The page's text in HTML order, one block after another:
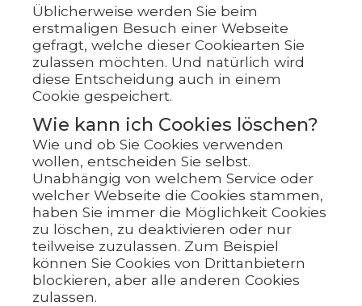
Üblicherweise werden Sie beim
erstmaligen Besuch einer Webseite
gefragt, welche dieser Cookiearten Sie
zulassen möchten. Und natürlich wird
diese Entscheidung auch in einem
Cookie gespeichert.
Wie kann ich Cookies löschen?
Wie und ob Sie Cookies verwenden
wollen, entscheiden Sie selbst.
Unabhängig von welchem Service oder
welcher Webseite die Cookies stammen,
haben Sie immer die Möglichkeit Cookies
zu löschen, zu deaktivieren oder nur
teilweise zuzulassen. Zum Beispiel
können Sie Cookies von Drittanbietern
blockieren, aber alle anderen Cookies
zulassen.